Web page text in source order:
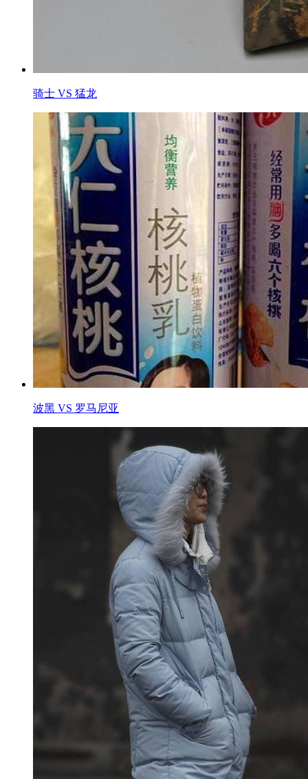
骑士 VS 猛龙
波黑 VS 罗马尼亚